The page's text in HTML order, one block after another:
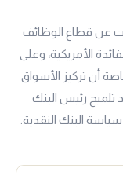
عن قطاع الوظائف
الأمريكية، وعلى
أن تركيز الأسواق
تلميح رئيس البنك
البنك النقدية.